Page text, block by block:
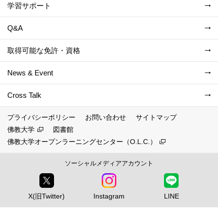
学習サポート
Q&A
取得可能な免許・資格
News & Event
Cross Talk
プライバシーポリシー お問い合わせ
サイトマップ
佛教大学
図書館
佛教大学オープンラーニングセンター（O.L.C.）
ソーシャルメディアアカウント
X(旧Twitter) Instagram LINE